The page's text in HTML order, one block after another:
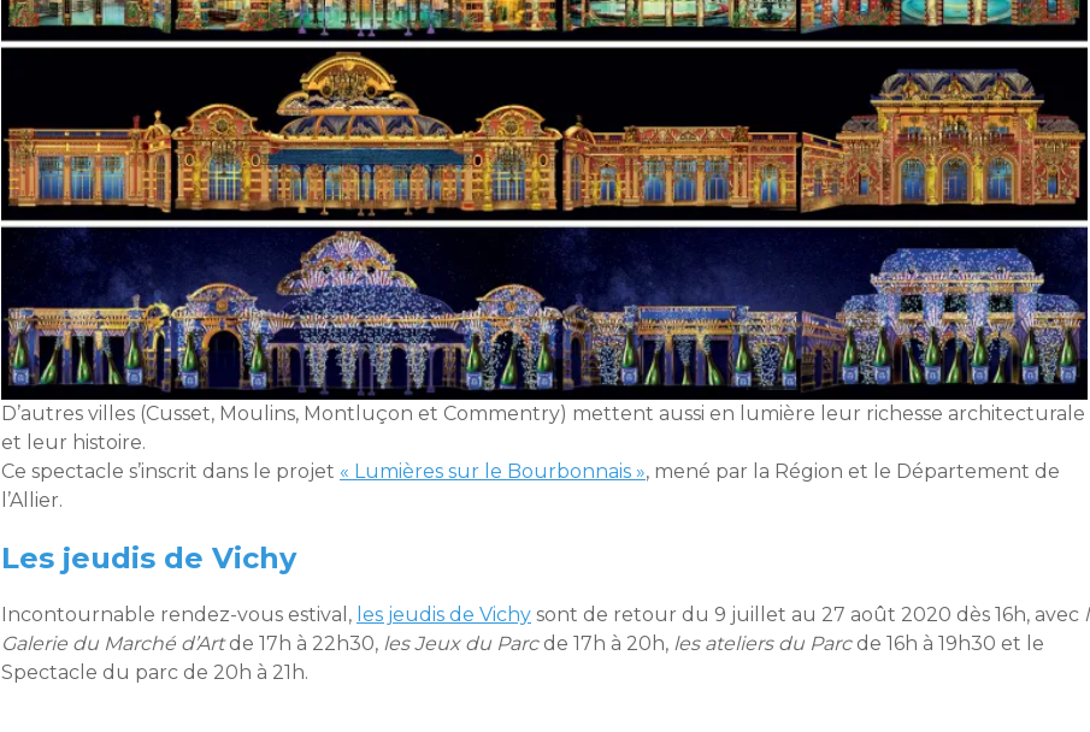
D’autres villes (Cusset, Moulins, Montluçon et Commentry) mettent aussi en lumière leur richesse architecturale
et leur histoire.
Ce spectacle s’inscrit dans le projet « Lumières sur le Bourbonnais », mené par la Région et le Département de
l’Allier.
Les jeudis de Vichy
Incontournable rendez-vous estival, les jeudis de Vichy sont de retour du 9 juillet au 27 août 2020 dès 16h, avec
Galerie du Marché d’Artde 17h à 22h30, les Jeux du Parcde 17h à 20h, les ateliers du Parcde 16h à 19h30 et le
Spectacle du parc de 20h à 21h.